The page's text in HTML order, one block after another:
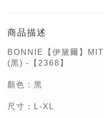
商品描述
BONNIE【伊黛爾】
(黑) -【2368】
顏色：黑
尺寸：L-XL